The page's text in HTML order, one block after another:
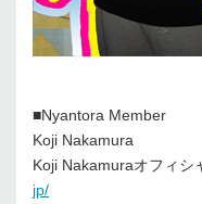
■Nyantora Member
Koji Nakamura
Koji Nakamuraオフィシ
jp/